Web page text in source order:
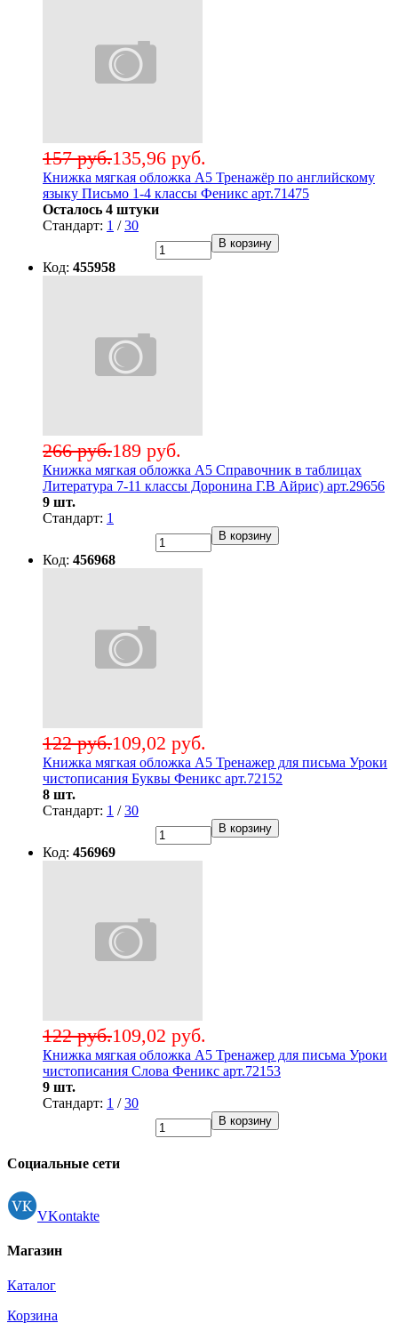
135,96 руб.
157 руб.
Книжка мягкая обложка А5 Тренажёр по английскому
языку Письмо 1-4 классы Феникс арт.71475
Осталось 4 штуки
Стандарт: 1 /30
В корзину
Код: 455958
189 руб.
266 руб.
Книжка мягкая обложка А5 Справочник в таблицах
Литература 7-11 классы Доронина Г.В Айрис) арт.29656
9 шт.
Стандарт: 1
В корзину
Код: 456968
109,02 руб.
122 руб.
Книжка мягкая обложка А5 Тренажер для письма Уроки
чистописания Буквы Феникс арт.72152
8 шт.
Стандарт: 1 /30
В корзину
Код: 456969
109,02 руб.
122 руб.
Книжка мягкая обложка А5 Тренажер для письма Уроки
чистописания Слова Феникс арт.72153
9 шт.
Стандарт: 1 /30
В корзину
Социальные сети
VKontakte
Магазин
Каталог
Корзина